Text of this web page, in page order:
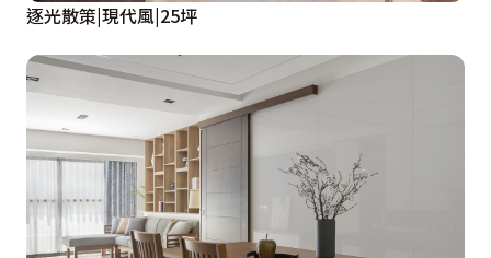
逐光散策|現代風|25坪